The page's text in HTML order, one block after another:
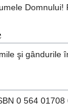
şi gândurile
0 564 01708